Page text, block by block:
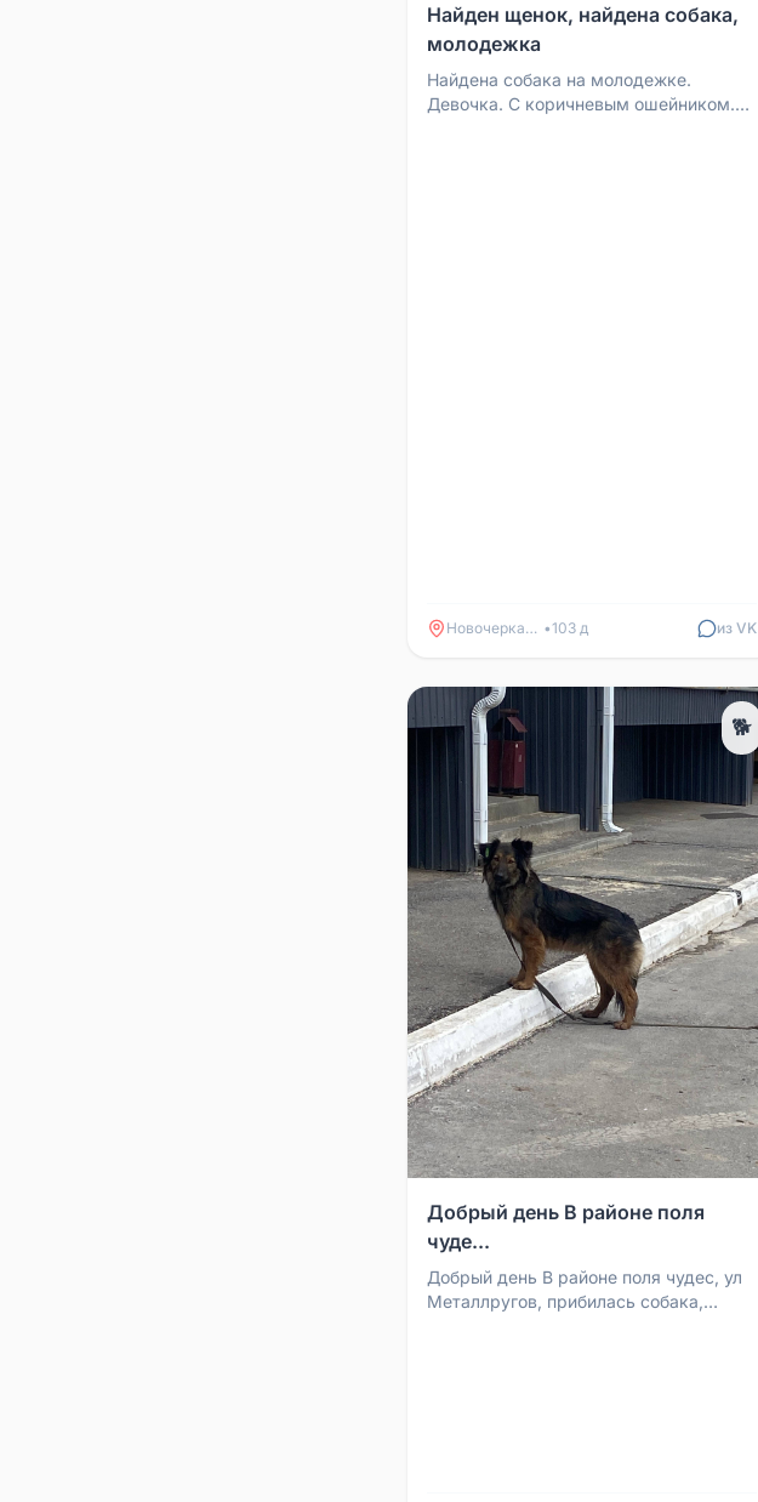
Найден щенок, найдена собака,
молодежка
Найдена собака на молодежке.
Девочка. С коричневым ошейником.
Новочеркасск •103 д из VK
🐕
Добрый день В районе поля
чуде...
Добрый день В районе поля чудес, ул
Металлругов, прибилась собака,